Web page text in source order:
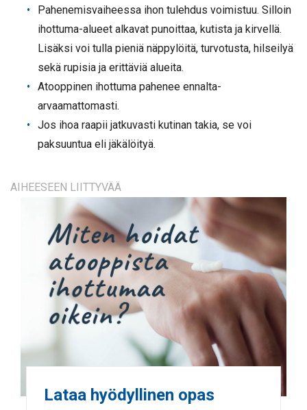
Pahenemisvaiheessa ihon tulehdus voimistuu. Silloin
ihottuma-alueet alkavat punoittaa, kutista ja kirvellä.
Lisäksi voi tulla pieniä näppylöitä, turvotusta, hilseilyä
sekä rupisia ja erittäviä alueita.
Atooppinen ihottuma pahenee ennalta-
arvaamattomasti.
Jos ihoa raapii jatkuvasti kutinan takia, se voi
paksuuntua eli jäkälöityä.
AIHEESEEN LIITTYVÄÄ
Lataa hyödyllinen opas